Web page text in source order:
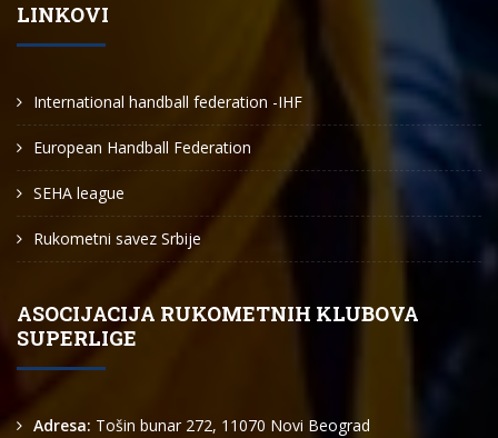
LINKOVI
International handball federation -IHF
European Handball Federation
SEHA league
Rukometni savez Srbije
ASOCIJACIJA RUKOMETNIH KLUBOVA
SUPERLIGE
Adresa: Tošin bunar 272, 11070 Novi Beograd